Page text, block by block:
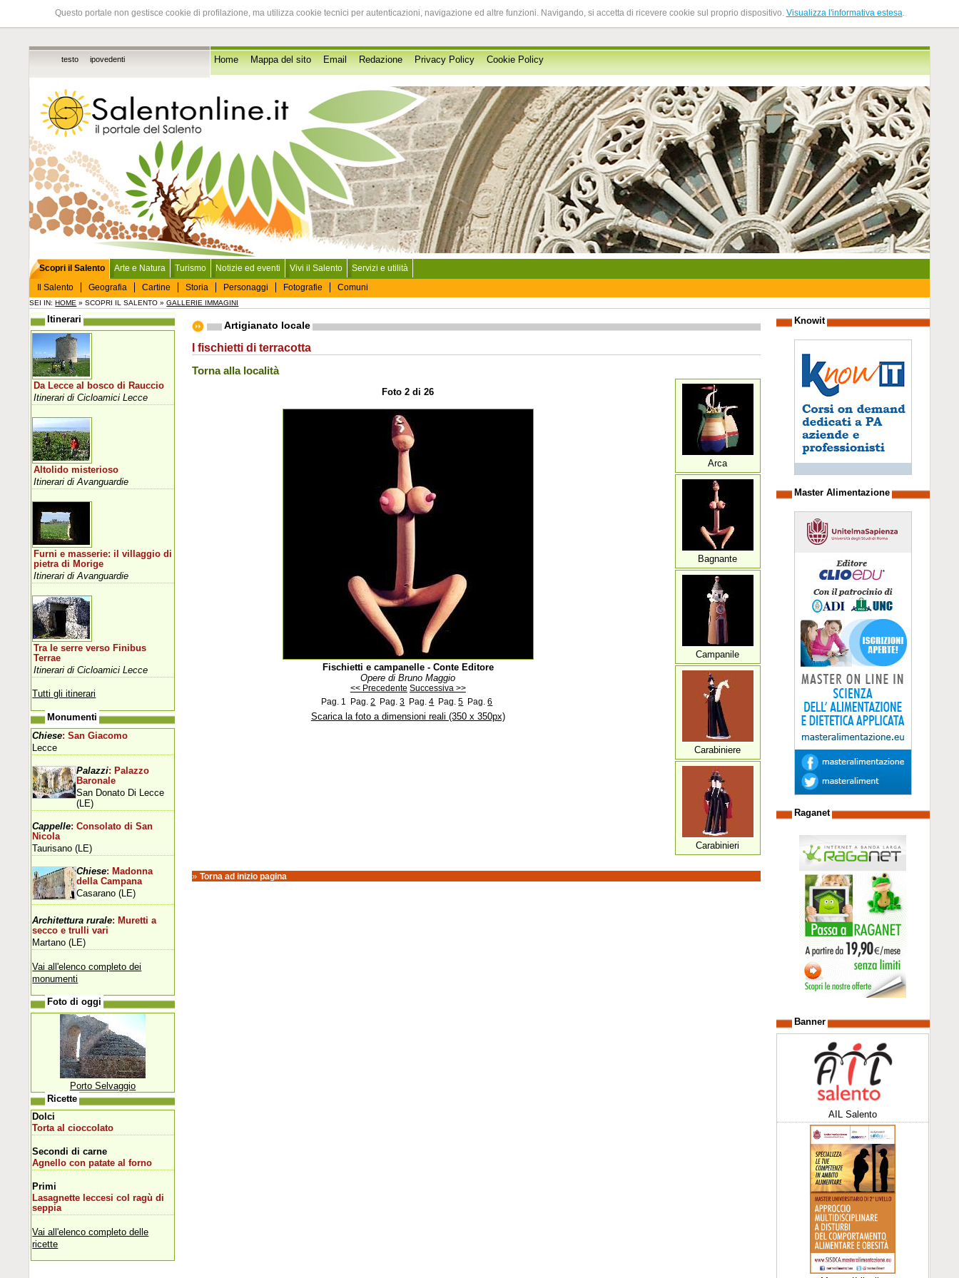
Questo portale non gestisce cookie di profilazione, ma utilizza cookie tecnici per autenticazioni, navigazione ed altre funzioni. Navigando, si accetta di ricevere cookie sul proprio dispositivo. Visualizza l'informativa estesa.
testo ipovedenti Home Mappa del sito Email Redazione Privacy Policy Cookie Policy
Scopri il Salento
Il Salento
Geografia Cartine Storia Personaggi Fotografie Comuni
Arte e Natura Turismo Notizie ed eventi Vivi il Salento Servizi e utilità
SEI IN:HOME » SCOPRI IL SALENTO »GALLERIE IMMAGINI
Artigianato locale
I fischietti di terracotta
Torna alla località
Arca
Bagnante
Campanile
Carabiniere
Carabinieri
Foto 2 di 26
Fischietti e campanelle - Conte Editore
Opere di Bruno Maggio
<< Precedente Successiva >>
Pag. 1 Pag.2 Pag.3 Pag.4 Pag.5 Pag.6
Scarica la foto a dimensioni reali (350 x 350px)
»Torna ad inizio pagina
Itinerari
Da Lecce al bosco di Rauccio
Itinerari di Cicloamici Lecce
Altolido misterioso
Itinerari di Avanguardie
Furni e masserie: il villaggio di
pietra di Morige
Itinerari di Avanguardie
Tra le serre verso Finibus
Terrae
Itinerari di Cicloamici Lecce
Tutti gli itinerari
Monumenti
Chiese: San Giacomo
Lecce
Palazzi: Palazzo
Baronale
San Donato Di Lecce
(LE)
Cappelle: Consolato di San
Nicola
Taurisano (LE)
Chiese: Madonna
della Campana
Casarano (LE)
Architettura rurale: Muretti a
secco e trulli vari
Martano (LE)
Vai all'elenco completo dei
monumenti
Foto di oggi
Porto Selvaggio
Ricette
Dolci
Torta al cioccolato
Secondi di carne
Agnello con patate al forno
Primi
Lasagnette leccesi col ragù di
seppia
Vai all'elenco completo delle
ricette
Knowit
Master Alimentazione
Raganet
Banner
AIL Salento